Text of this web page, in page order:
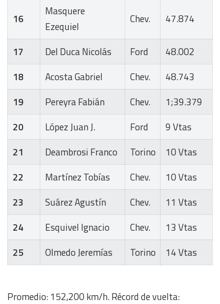
16
Masquere
Ezequiel
Chev. 47.874
17 Del Duca Nicolás Ford
48.002
18
Acosta Gabriel Chev.
48.743
19
Pereyra Fabián Chev.
1;39.379
20
López Juan J. Ford
9 Vtas
21
Deambrosi Franco Torino
10 Vtas
22
Martínez Tobías Chev.
10 Vtas
23
Suárez Agustín Chev.
11 Vtas
24
Esquivel Ignacio Chev.
13 Vtas
25
Olmedo Jeremías Torino 14 Vtas
Promedio: 152,200 km/h. Récord de vuelta: